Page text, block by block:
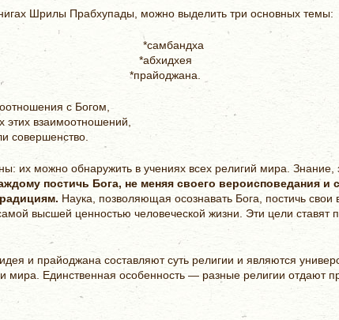
Шрилы Прабхупады, можно выделить три основных темы:
*самбандха
*абхидхея
*прайоджана.
с Богом,
этих взаимоотношений,
совершенство.
их можно обнаружить в учениях всех религий мира.
постичь Бога, не меняя своего вероисповедания и
Наука, позволяющая осознавать Бога, постичь
высшей ценностью человеческой жизни. Эти цели ставят
и прайоджана составляют суть религии и являются
мира. Единственная особенность — разные религии отдают